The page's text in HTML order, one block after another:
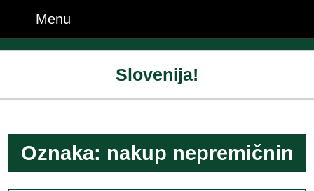
content
Menu
Slovenija!
Oznaka: nakup nepremičnin